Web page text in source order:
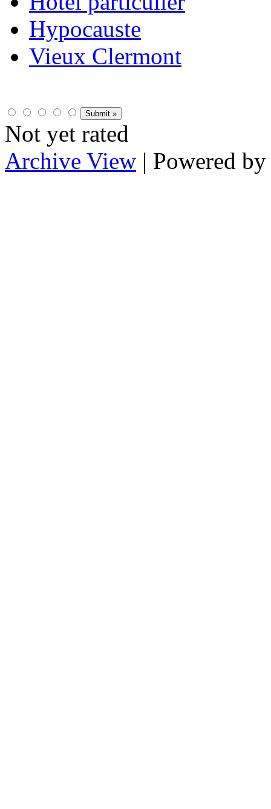
Hypocauste
Vieux Clermont
Not yet rated
Archive View | Powered